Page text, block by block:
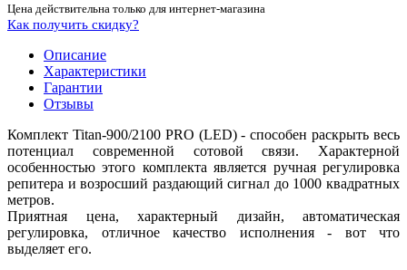
Цена действительна только для интернет-магазина
Как получить скидку?
Описание
Характеристики
Гарантии
Отзывы
Комплект Titan-900/2100 PRO (LED) - способен раскрыть весь
потенциал современной сотовой связи. Характерной
особенностью этого комплекта является ручная регулировка
репитера и возросший раздающий сигнал до 1000 квадратных
метров.
Приятная цена, характерный дизайн, автоматическая
регулировка, отличное качество исполнения - вот что
выделяет его.